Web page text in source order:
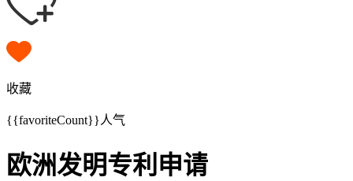
收藏
{{favoriteCount}}人气
欧洲发明专利申请